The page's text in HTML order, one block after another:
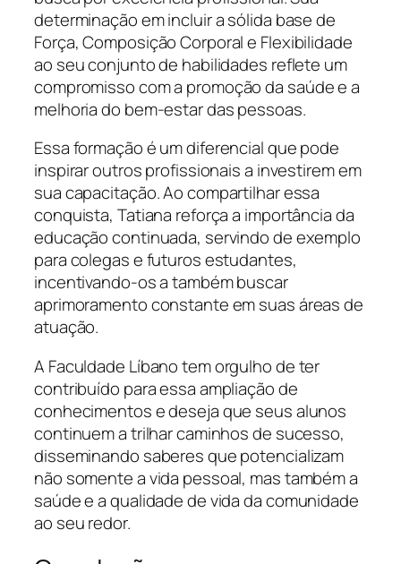
determinação em incluir a sólida base de
Força, Composição Corporal e Flexibilidade
ao seu conjunto de habilidades reflete um
compromisso com a promoção da saúde e a
melhoria do bem-estar das pessoas.
Essa formação é um diferencial que pode
inspirar outros profissionais a investirem em
sua capacitação. Ao compartilhar essa
conquista, Tatiana reforça a importância da
educação continuada, servindo de exemplo
para colegas e futuros estudantes,
incentivando-os a também buscar
aprimoramento constante em suas áreas de
atuação.
A Faculdade Líbano tem orgulho de ter
contribuído para essa ampliação de
conhecimentos e deseja que seus alunos
continuem a trilhar caminhos de sucesso,
disseminando saberes que potencializam
não somente a vida pessoal, mas também a
saúde e a qualidade de vida da comunidade
ao seu redor.